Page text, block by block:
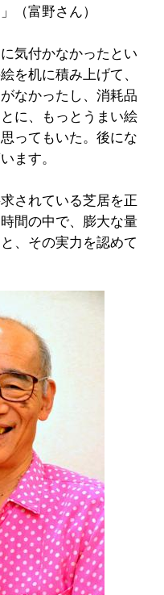
（富野さん）
気付かなかったとい
を机に積み上げて、
なかったし、消耗品
に、もっとうまい絵
ってもいた。後にな
ます。
されている芝居を正
間の中で、膨大な量
、その実力を認めて